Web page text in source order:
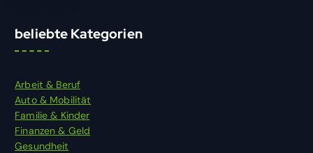
beliebte Kategorien
Arbeit & Beruf
Auto & Mobilität
Familie & Kinder
Finanzen & Geld
Gesundheit